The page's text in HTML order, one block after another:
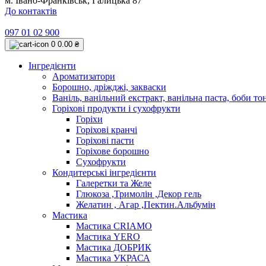
До контактів
097 01 02 900
0 0.00 ₴
Інгредієнти
Ароматизатори
Борошно, дріжджі, закваски
Ваніль, ванільний екстракт, ванільна паста, боби
Горіхові продукти і сухофрукти
Горіхи
Горіхові кранчі
Горіхові пасти
Горіхове борошно
Сухофрукти
Кондитерські інгредієнти
Галеретки та Желе
Глюкоза ,Тримолін ,Декор гель
Желатин , Агар ,Пектин.Альбумін
Мастика
Мастика CRIAMO
Мастика YERO
Мастика ДОБРИК
Мастика УКРАСА